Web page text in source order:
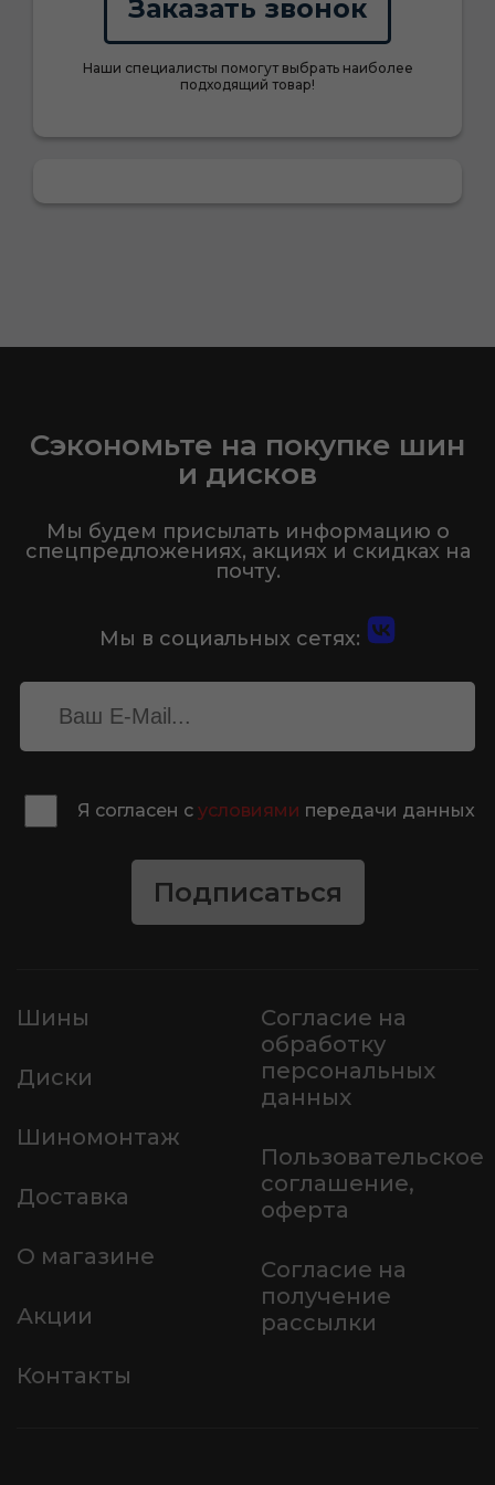
Заказать звонок
Наши специалисты помогут выбрать наиболее
подходящий товар!
Сэкономьте на покупке шин
и дисков
Мы будем присылать информацию о
спецпредложениях, акциях и скидках на
почту.
Мы в социальных сетях:
Я согласен с условиями передачи данных
Подписаться
Шины
Диски
Шиномонтаж
Доставка
О магазине
Акции
Контакты
Согласие на
обработку
персональных
данных
Пользовательское
соглашение,
оферта
Согласие на
получение
рассылки